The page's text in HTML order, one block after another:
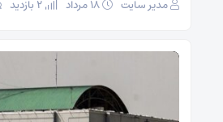
مدیر سایت